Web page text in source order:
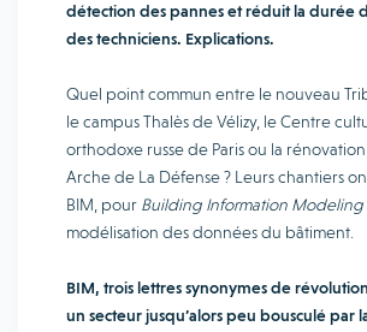
détection des pannes et réduit la durée
des techniciens. Explications.
Quel point commun entre le nouveau
le campus Thalès de Vélizy, le Centre
orthodoxe russe de Paris ou la
Arche de La Défense ? Leurs chantiers
BIM, pour Building Information Modeling
modélisation des données du bâtiment.
BIM, trois lettres synonymes de
un secteur jusqu’alors peu bousculé par